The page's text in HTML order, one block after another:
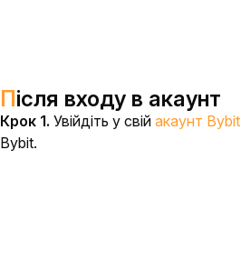
​Після входу в акаунт
Крок 1. Увійдіть у свій акаунт Bybit
Bybit.